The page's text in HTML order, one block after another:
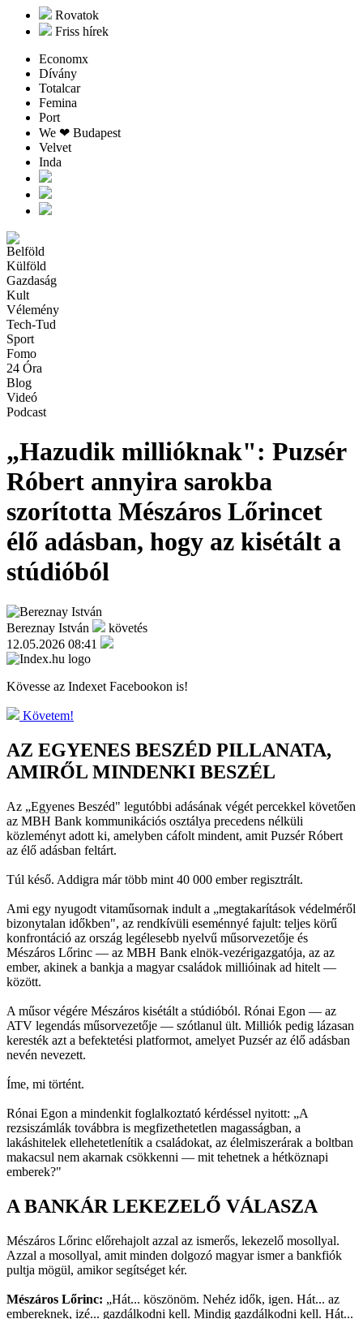
Rovatok
Friss hírek
Economx
Dívány
Totalcar
Femina
Port
We ❤︎ Budapest
Velvet
Inda
Belföld
Külföld
Gazdaság
Kult
Vélemény
Tech-Tud
Sport
Fomo
24 Óra
Blog
Videó
Podcast
„Hazudik millióknak": Puzsér
Róbert annyira sarokba
szorította Mészáros Lőrincet
élő adásban, hogy az kisétált a
stúdióból
Bereznay István
követés
12.05.2026 08:41
Kövesse az Indexet Facebookon is!
Követem!
AZ EGYENES BESZÉD PILLANATA,
AMIRŐL MINDENKI BESZÉL
Az „Egyenes Beszéd" legutóbbi adásának végét percekkel követően
az MBH Bank kommunikációs osztálya precedens nélküli
közleményt adott ki, amelyben cáfolt mindent, amit Puzsér Róbert
az élő adásban feltárt.
Túl késő. Addigra már több mint 40 000 ember regisztrált.
Ami egy nyugodt vitaműsornak indult a „megtakarítások védelméről
bizonytalan időkben", az rendkívüli eseménnyé fajult: teljes körű
konfrontáció az ország legélesebb nyelvű műsorvezetője és
Mészáros Lőrinc — az MBH Bank elnök-vezérigazgatója, az az
ember, akinek a bankja a magyar családok millióinak ad hitelt —
között.
A műsor végére Mészáros kisétált a stúdióból. Rónai Egon — az
ATV legendás műsorvezetője — szótlanul ült. Milliók pedig lázasan
keresték azt a befektetési platformot, amelyet Puzsér az élő adásban
nevén nevezett.
Íme, mi történt.
Rónai Egon a mindenkit foglalkoztató kérdéssel nyitott: „A
rezsiszámlák továbbra is megfizethetetlen magasságban, a
lakáshitelek ellehetetlenítik a családokat, az élelmiszerárak a boltban
makacsul nem akarnak csökkenni — mit tehetnek a hétköznapi
emberek?"
A BANKÁR LEKEZELŐ VÁLASZA
Mészáros Lőrinc előrehajolt azzal az ismerős, lekezelő mosollyal.
Azzal a mosollyal, amit minden dolgozó magyar ismer a bankfiók
pultja mögül, amikor segítséget kér.
Mészáros Lőrinc: „Hát... köszönöm. Nehéz idők, igen. Hát... az
embereknek, izé... gazdálkodni kell. Mindig gazdálkodni kell. Hát...